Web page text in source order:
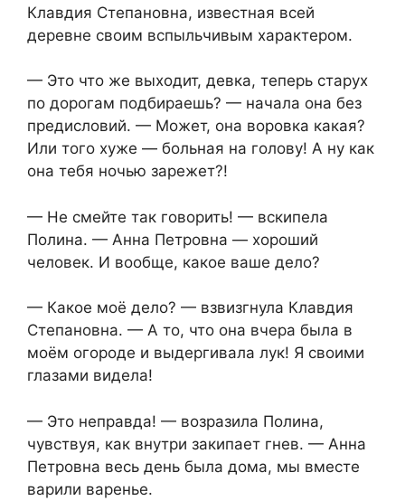
Клавдия Степановна, известная всей
деревне своим вспыльчивым характером.
— Это что же выходит, девка, теперь старух
по дорогам подбираешь? — начала она без
предисловий. — Может, она воровка какая?
Или того хуже — больная на голову! А ну как
она тебя ночью зарежет?!
— Не смейте так говорить! — вскипела
Полина. — Анна Петровна — хороший
человек. И вообще, какое ваше дело?
— Какое моё дело? — взвизгнула Клавдия
Степановна. — А то, что она вчера была в
моём огороде и выдергивала лук! Я своими
глазами видела!
— Это неправда! — возразила Полина,
чувствуя, как внутри закипает гнев. — Анна
Петровна весь день была дома, мы вместе
варили варенье.